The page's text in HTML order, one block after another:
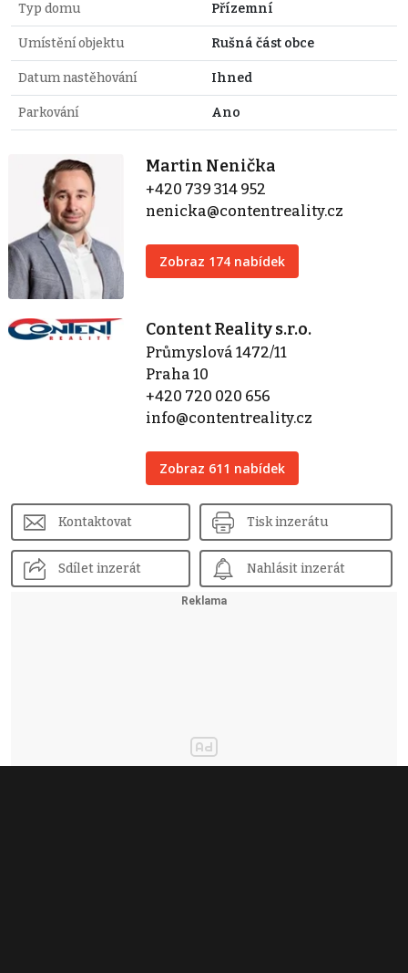
Typ domu Přízemní
Umístění objektu Rušná část obce
Datum nastěhování Ihned
Parkování Ano
Martin Nenička
+420 739 314 952
nenicka@contentreality.cz
Zobraz 174 nabídek
Content Reality s.r.o.
Průmyslová 1472/11
Praha 10
+420 720 020 656
info@contentreality.cz
Zobraz 611 nabídek
Kontaktovat Tisk inzerátu
Sdílet inzerát Nahlásit inzerát